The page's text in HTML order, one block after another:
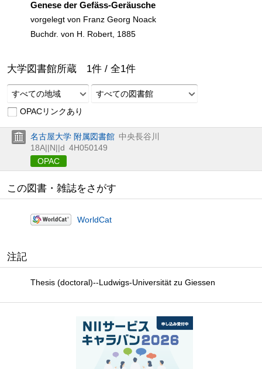
Genese der Gefäss-Geräusche
vorgelegt von Franz Georg Noack
Buchdr. von H. Robert, 1885
大学図書館所蔵 1件 / 全1件
すべての地域
すべての図書館
OPACリンクあり
名古屋大学 附属図書館 中央長谷川
18A||N||d 4H050149
OPAC
この図書・雑誌をさがす
WorldCat
注記
Thesis (doctoral)--Ludwigs-Universität zu Giessen